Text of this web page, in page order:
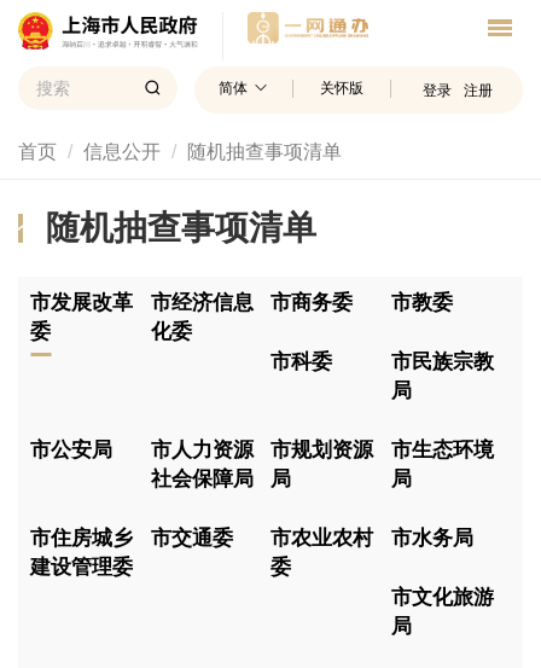
简体 关怀版 登录 注册
首页 信息公开 随机抽查事项清单
随机抽查事项清单
市发展改革
委
市经济信息
化委
市商务委 市教委
市科委
市民族宗教
局
市公安局
市人力资源
社会保障局
市规划资源
局
市生态环境
局
市住房城乡
建设管理委
市交通委
市农业农村
委
市水务局
市文化旅游
局